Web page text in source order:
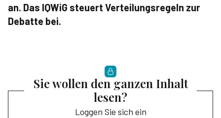
an. Das IQWiG steuert Verteilungsregeln zur
Debatte bei.
Sie wollen den ganzen Inhalt
lesen?
Loggen Sie sich ein